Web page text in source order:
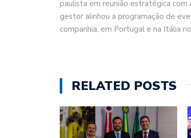
paulista em reunião estratégica com
gestor alinhou a programação de
companhia, em Portugal e na Itália
RELATED POSTS